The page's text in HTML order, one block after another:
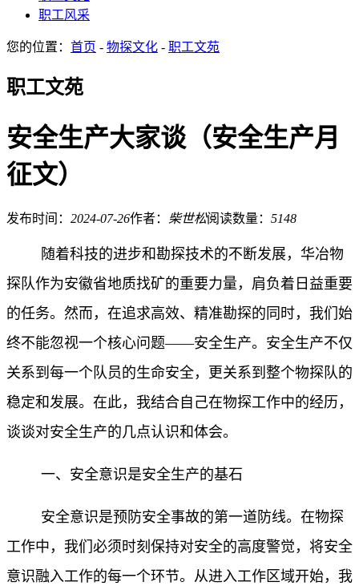
职工风采
您的位置： 首页 - 物探文化 - 职工文苑
职工文苑
安全生产大家谈（安全生产月
征文）
发布时间： 2024-07-26作者： 柴世松阅读数量： 5148
随着科技的进步和勘探技术的不断发展，华冶物
探队作为安徽省地质找矿的重要力量，肩负着日益重要
的任务。然而，在追求高效、精准勘探的同时，我们始
终不能忽视一个核心问题——安全生产。安全生产不仅
关系到每一个队员的生命安全，更关系到整个物探队的
稳定和发展。在此，我结合自己在物探工作中的经历，
谈谈对安全生产的几点认识和体会。
一、安全意识是安全生产的基石
安全意识是预防安全事故的第一道防线。在物探
工作中，我们必须时刻保持对安全的高度警觉，将安全
意识融入工作的每一个环节。从进入工作区域开始，我